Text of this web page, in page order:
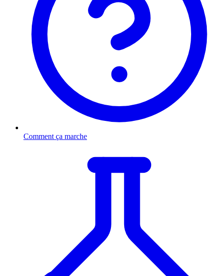
Comment ça marche